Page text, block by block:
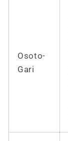
Osoto-
Gari